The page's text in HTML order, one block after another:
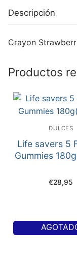
Descripción
Crayon
Productos
DULCES
Life savers 5
Gummies
€28,95